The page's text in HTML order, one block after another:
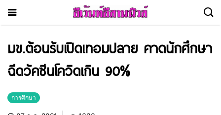
มข.ต้อนรับเปิดเทอมปลาย คาดนักศึกษา
ฉีดวัคซีนโควิดเกิน 90%
การศึกษา